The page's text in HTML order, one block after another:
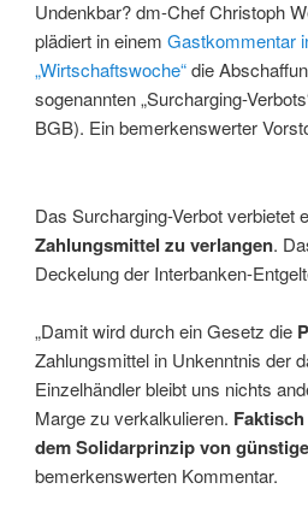
Undenkbar? dm-Chef Christoph
plädiert in einem Gastkommentar
„Wirtschaftswoche“die
sogenannten „Surcharging-
BGB). Ein bemerkenswerter
Das Surcharging-Verbot verbietet
Zahlungsmittel zu verlangen.
Deckelung der Interbanken-
„Damit wird durch ein Gesetz die
Zahlungsmittel in Unkenntnis der
Einzelhändler bleibt uns nichts
Marge zu verkalkulieren.
dem Solidarprinzip von
bemerkenswerten Kommentar.